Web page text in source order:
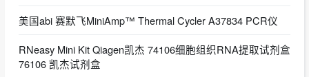
美国abi 赛默飞MiniAmp™ Thermal Cycler A37834 PCR仪
RNeasy Mini Kit Qiagen凯杰 74106细胞组织RNA提取试剂盒
76106 凯杰试剂盒